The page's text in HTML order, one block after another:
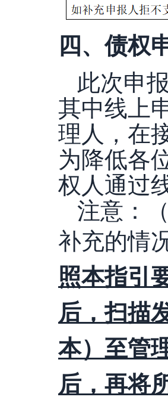
四、债权
此次申
其中线上
理人，在
为降低各
权人通过
注意：（
补充的情
照本指引
后，扫描
本）至管
后 ，再将